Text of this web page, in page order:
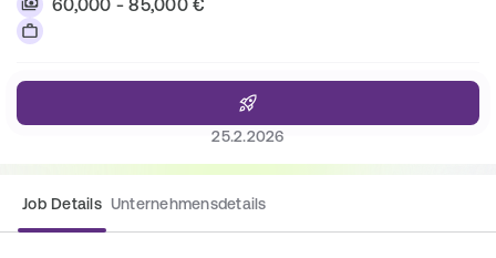
60,000 - 85,000 €
25.2.2026
Job Details Unternehmensdetails